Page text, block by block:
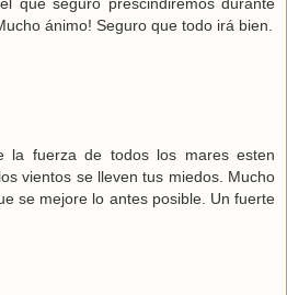
que seguro prescindiremos durante
ánimo! Seguro que todo irá bien.
la fuerza de todos los mares esten
vientos se lleven tus miedos. Mucho
se mejore lo antes posible. Un fuerte